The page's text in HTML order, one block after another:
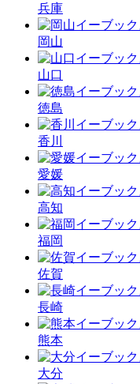
兵庫
岡山
山口
徳島
香川
愛媛
高知
福岡
佐賀
長崎
熊本
大分